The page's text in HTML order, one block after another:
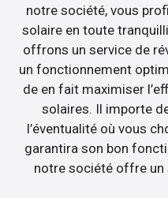
notre société, vous
solaire en toute
offrons un service de
un fonctionnement
de en fait maximiser
solaires. Il importe
l’éventualité où vous
garantira son bon
notre société offre un